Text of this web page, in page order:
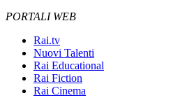
PORTALI WEB
Rai.tv
Nuovi Talenti
Rai Educational
Rai Fiction
Rai Cinema